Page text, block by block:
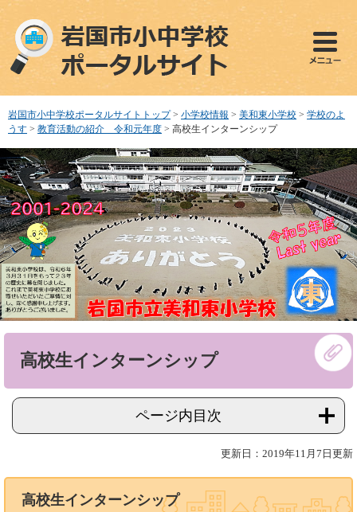
ペ
で
す
メ
ば
し
本
文
へ
岩国市小中学校ポータルサイトトップ > 小学校情報 > 美和東小学校 > 学校のよ
うす > 教育活動の紹介 令和元年度 > 高校生インターンシップ
高校生インターンシップ
ページ内目次
更新日：2019年11月7日更新
高校生インターンシップ